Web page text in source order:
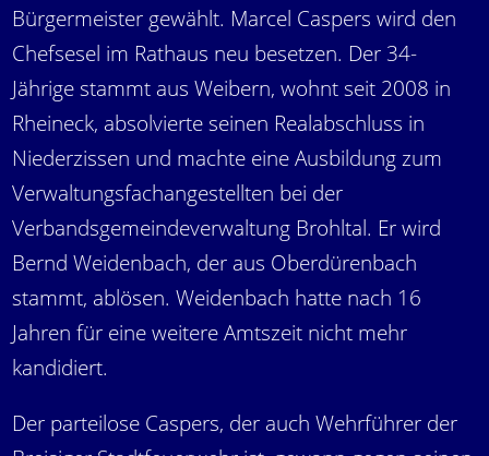
Bürgermeister gewählt. Marcel Caspers wird den
Chefsesel im Rathaus neu besetzen. Der 34-
Jährige stammt aus Weibern, wohnt seit 2008 in
Rheineck, absolvierte seinen Realabschluss in
Niederzissen und machte eine Ausbildung zum
Verwaltungsfachangestellten bei der
Verbandsgemeindeverwaltung Brohltal. Er wird
Bernd Weidenbach, der aus Oberdürenbach
stammt, ablösen. Weidenbach hatte nach 16
Jahren für eine weitere Amtszeit nicht mehr
kandidiert.
Der parteilose Caspers, der auch Wehrführer der